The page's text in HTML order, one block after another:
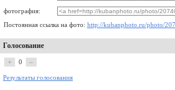
фотография:
Постоянная ссылка на фото: http://kubanphoto.ru/photo/
Голосование
+ 0 –
Результаты голосования